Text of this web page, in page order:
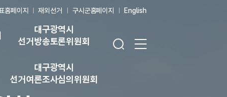
홈페이지 재외선거 구시군홈페이지 English
대구광역시
선거방송토론위원회
대구광역시
선거여론조사심의위원회